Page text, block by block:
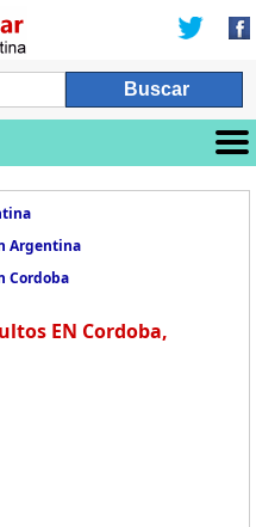
Argentina
Cordoba
EN Cordoba,